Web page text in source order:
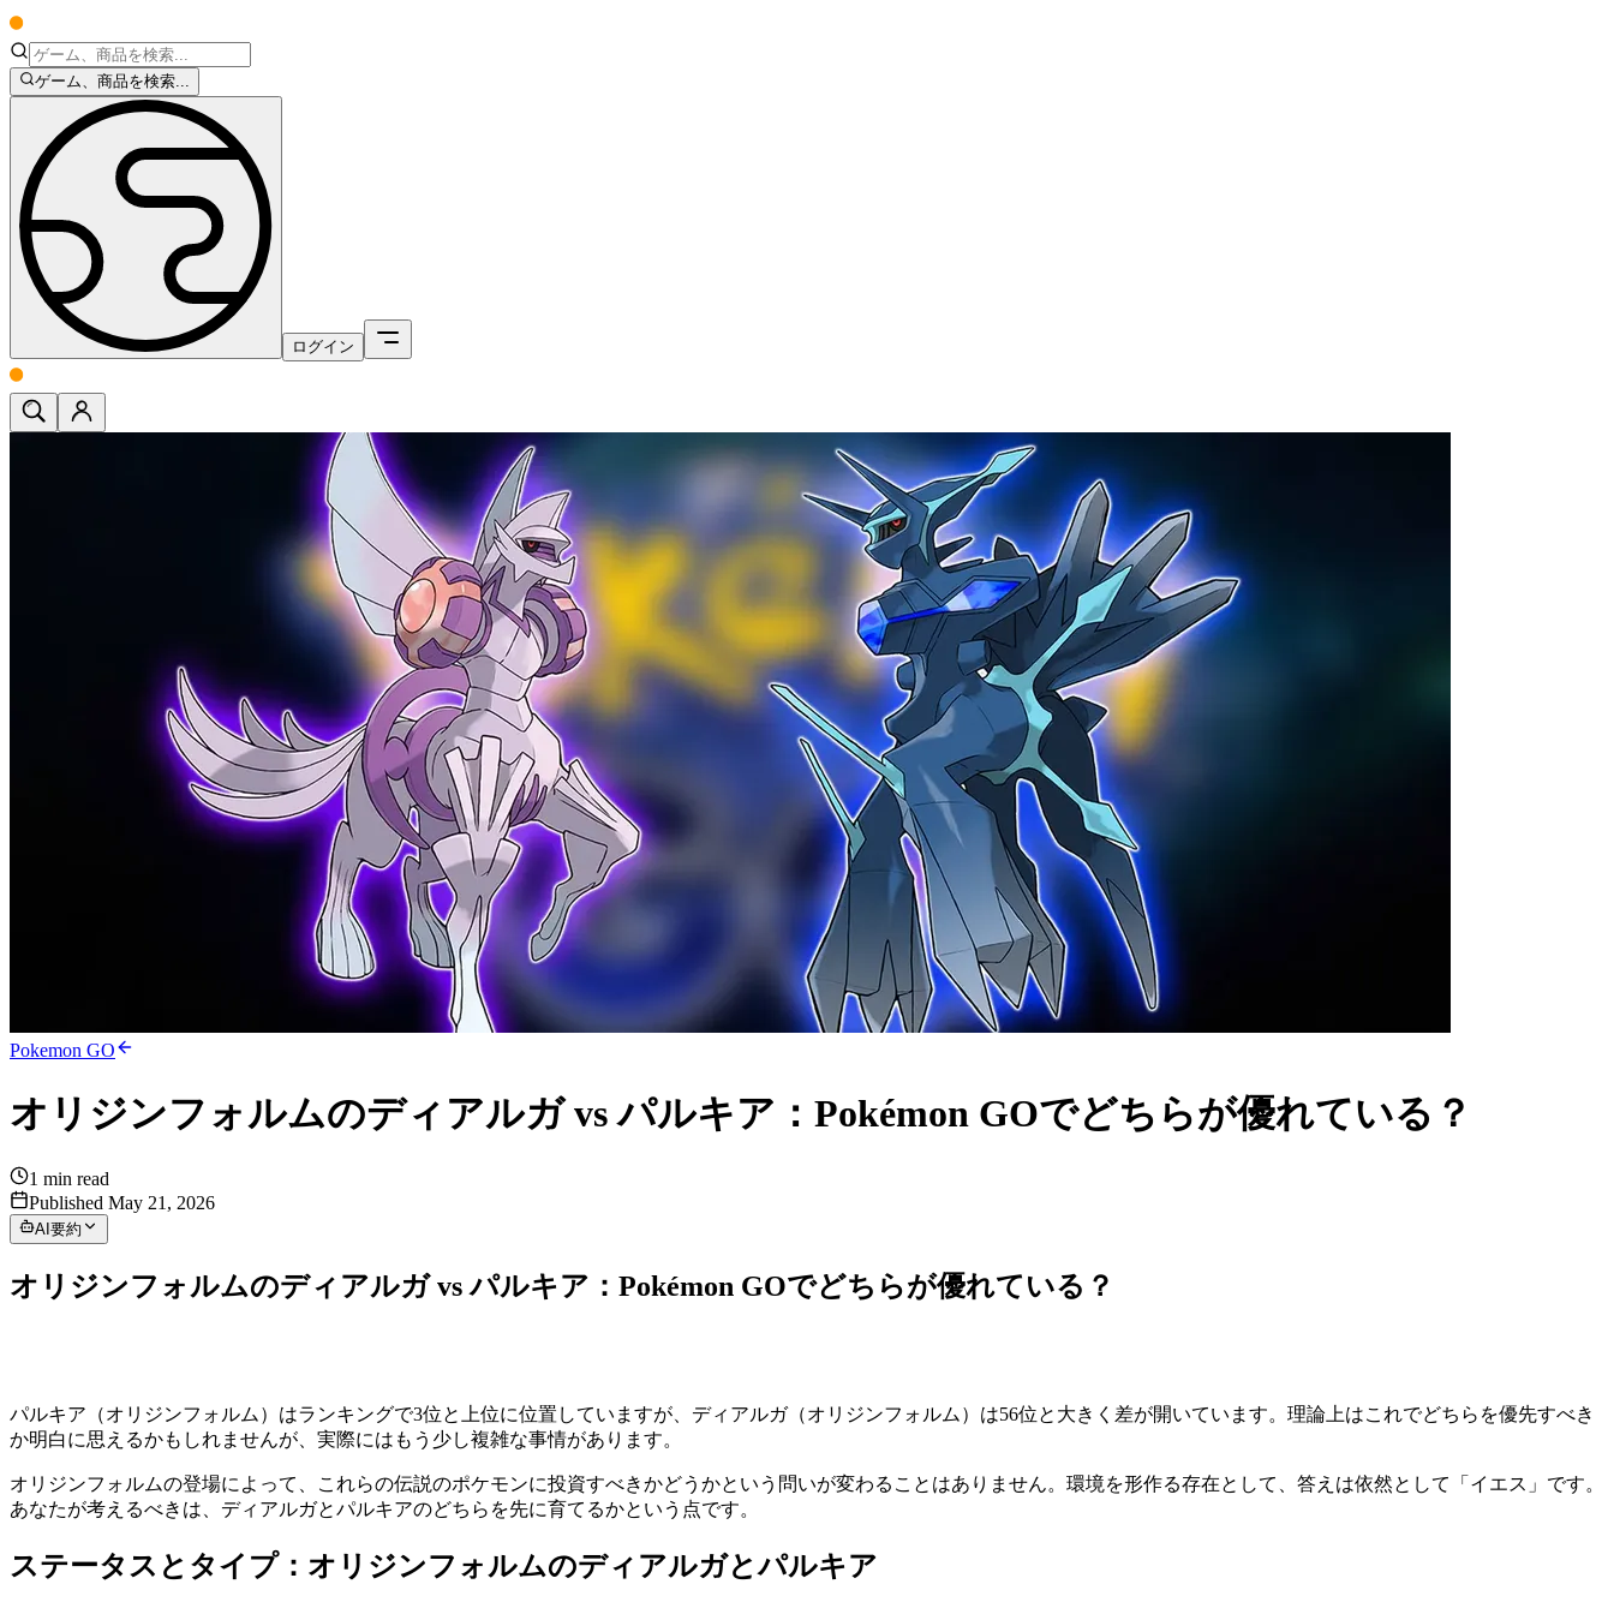
ゲーム、商品を検索...
ログイン
Pokemon GO
オリジンフォルムのディアルガ vs パルキア：Pokémon GOでどちらが優れている？
1 min read
Published May 21, 2026
AI要約
オリジンフォルムのディアルガ vs パルキア：Pokémon GOでどちらが優れている？
パルキア（オリジンフォルム）はランキングで3位と上位に位置していますが、ディアルガ（オリジンフォルム）は56位と大きく差が開いています。理論上はこれでどちらを優先すべき
か明白に思えるかもしれませんが、実際にはもう少し複雑な事情があります。
オリジンフォルムの登場によって、これらの伝説のポケモンに投資すべきかどうかという問いが変わることはありません。環境を形作る存在として、答えは依然として「イエス」です。
あなたが考えるべきは、ディアルガとパルキアのどちらを先に育てるかという点です。
ステータスとタイプ：オリジンフォルムのディアルガとパルキア